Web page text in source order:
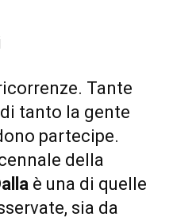
Tante
tanto la gente
partecipe.
della
è una di quelle
sia da